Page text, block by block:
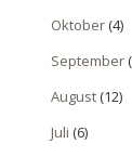
Oktober(4)
September
August(12)
Juli (6)